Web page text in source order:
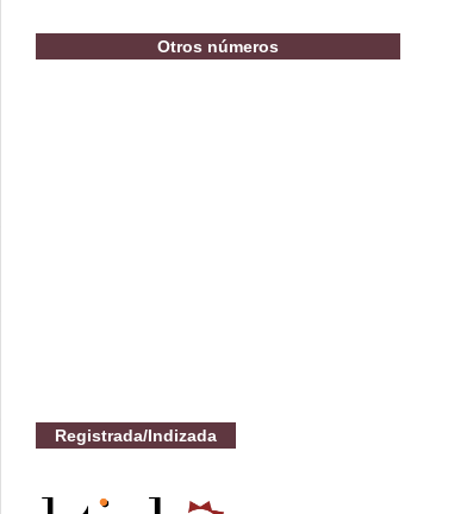
Otros números
Registrada/Indizada